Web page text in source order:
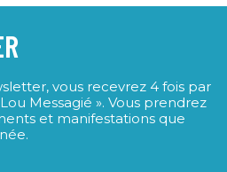
vous recevrez 4 fois par
Messagié ». Vous prendrez
et manifestations que